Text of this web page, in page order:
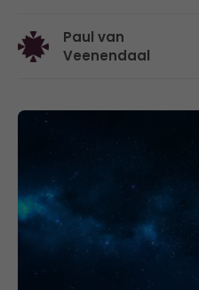
Paul van
Veenendaal